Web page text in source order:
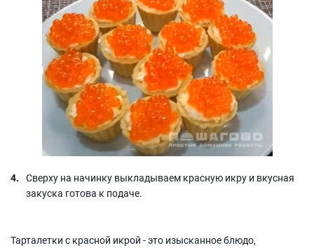
Сверху на начинку выкладываем красную икру и вкусная
закуска готова к подаче.
Тарталетки с красной икрой - это изысканное блюдо,